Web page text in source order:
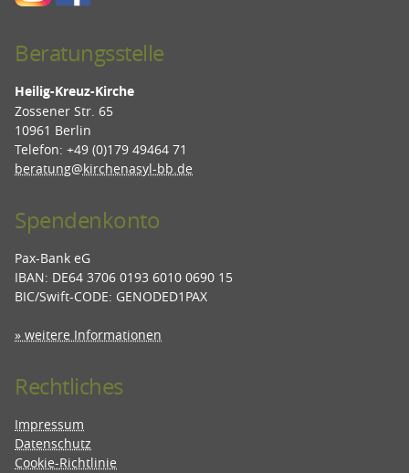
Beratungsstelle
Heilig-Kreuz-Kirche
Zossener Str. 65
10961 Berlin
Telefon: +49 (0)179 49464 71
beratung@kirchenasyl-bb.de
Spendenkonto
Pax-Bank eG
IBAN: DE64 3706 0193 6010 0690 15
BIC/Swift-CODE: GENODED1PAX
» weitere Informationen
Rechtliches
Impressum
Datenschutz
Cookie-Richtlinie